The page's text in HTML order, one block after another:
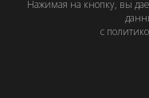
Нажимая на кнопку, вы
c